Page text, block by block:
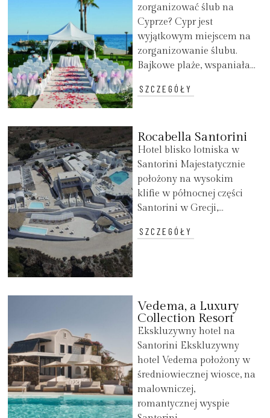
zorganizować ślub na
Cyprze? Cypr jest
wyjątkowym miejscem na
zorganizowanie ślubu.
Bajkowe plaże, wspaniała...
SZCZEGÓŁY
Rocabella Santorini
Hotel blisko lotniska w
Santorini Majestatycznie
położony na wysokim
klifie w północnej części
Santorini w Grecji,...
SZCZEGÓŁY
Vedema, a Luxury
Collection Resort
Ekskluzywny hotel na
Santorini Ekskluzywny
hotel Vedema położony w
średniowiecznej wiosce, na
malowniczej,
romantycznej wyspie